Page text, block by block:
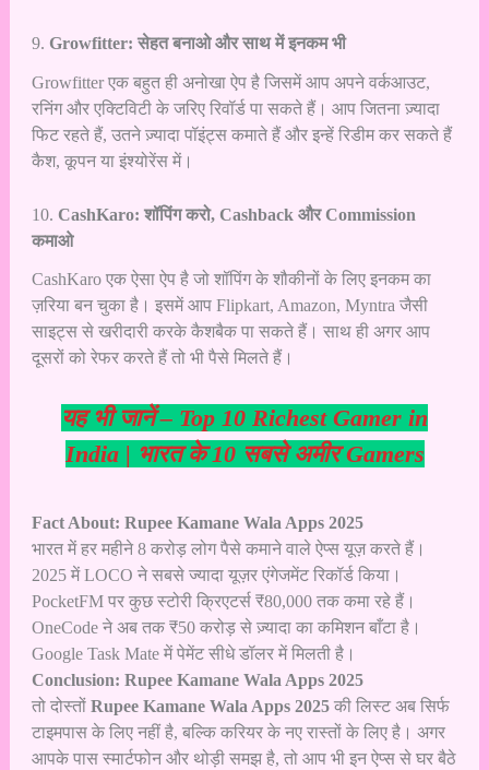
9. Growfitter: सेहत बनाओ और साथ में इनकम भी
Growfitter एक बहुत ही अनोखा ऐप है जिसमें आप अपने वर्कआउट,
रनिंग और एक्टिविटी के जरिए रिवॉर्ड पा सकते हैं। आप जितना ज़्यादा
फिट रहते हैं, उतने ज़्यादा पॉइंट्स कमाते हैं और इन्हें रिडीम कर सकते हैं
कैश, कूपन या इंश्योरेंस में।
10. CashKaro: शॉपिंग करो, Cashback और Commission
कमाओ
CashKaro एक ऐसा ऐप है जो शॉपिंग के शौकीनों के लिए इनकम का
ज़रिया बन चुका है। इसमें आप Flipkart, Amazon, Myntra जैसी
साइट्स से खरीदारी करके कैशबैक पा सकते हैं। साथ ही अगर आप
दूसरों को रेफर करते हैं तो भी पैसे मिलते हैं।
यह भी जानें – Top 10 Richest Gamer in
India | भारत के 10 सबसे अमीर Gamers
Fact About: Rupee Kamane Wala Apps 2025
भारत में हर महीने 8 करोड़ लोग पैसे कमाने वाले ऐप्स यूज़ करते हैं।
2025 में LOCO ने सबसे ज्यादा यूज़र एंगेजमेंट रिकॉर्ड किया।
PocketFM पर कुछ स्टोरी क्रिएटर्स ₹80,000 तक कमा रहे हैं।
OneCode ने अब तक ₹50 करोड़ से ज़्यादा का कमिशन बाँटा है।
Google Task Mate में पेमेंट सीधे डॉलर में मिलती है।
Conclusion: Rupee Kamane Wala Apps 2025
तो दोस्तों Rupee Kamane Wala Apps 2025की लिस्ट अब सिर्फ
टाइमपास के लिए नहीं है, बल्कि करियर के नए रास्तों के लिए है। अगर
आपके पास स्मार्टफोन और थोड़ी समझ है, तो आप भी इन ऐप्स से घर बैठे